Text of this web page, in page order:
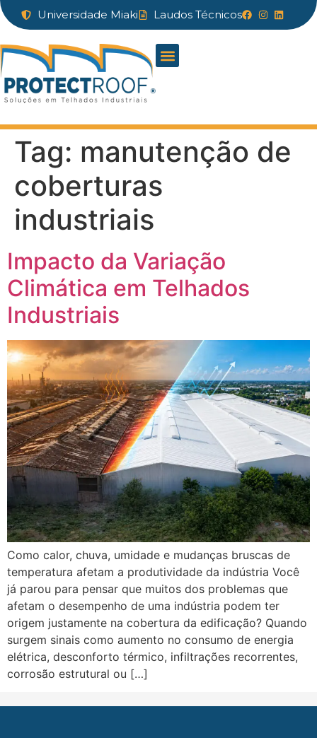
Universidade Miaki Laudos Técnicos
Tag: manutenção de
coberturas
industriais
Impacto da Variação
Climática em Telhados
Industriais
Como calor, chuva, umidade e mudanças bruscas de
temperatura afetam a produtividade da indústria Você
já parou para pensar que muitos dos problemas que
afetam o desempenho de uma indústria podem ter
origem justamente na cobertura da edificação? Quando
surgem sinais como aumento no consumo de energia
elétrica, desconforto térmico, infiltrações recorrentes,
corrosão estrutural ou […]